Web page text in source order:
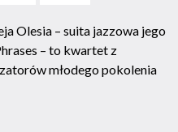
Olesia – suita jazzowa jego
– to kwartet z
młodego pokolenia